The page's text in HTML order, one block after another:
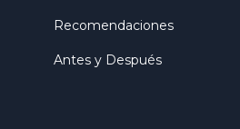
Recomendaciones
Antes y Después